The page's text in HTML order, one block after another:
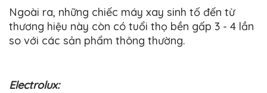
Ngoài ra, những chiếc máy xay sinh tố đến từ
thương hiệu này còn có tuổi thọ bền gấp 3 - 4 lần
so với các sản phẩm thông thường.
Electrolux: